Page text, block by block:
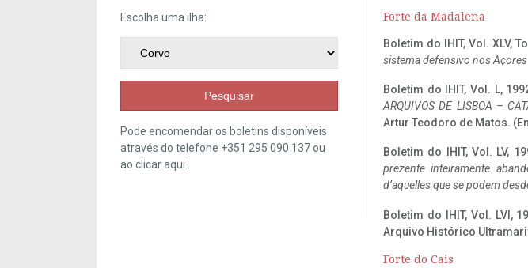
Escolha uma ilha:
Pesquisar
Pode encomendar os boletins disponíveis
através do telefone +351 295 090 137 ou
ao clicaraqui
Forte da Madalena
Boletim do IHIT, Vol. XLV,
sistema defensivo nos
Boletim do IHIT, Vol. L,
ARQUIVOS DE LISBOA –
Artur Teodoro de Matos.
Boletim do IHIT, Vol. LV,
prezente inteiramente
d’aquelles que se podem
Boletim do IHIT, Vol. LVI,
Arquivo Histórico
Forte do Cais